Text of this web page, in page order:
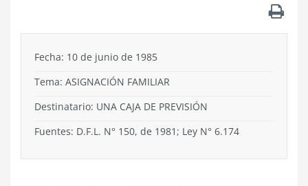
Fecha: 10 de junio de 1985
Tema: ASIGNACIÓN FAMILIAR
Destinatario: UNA CAJA DE PREVISIÓN
Fuentes: D.F.L. N° 150, de 1981; Ley N° 6.174